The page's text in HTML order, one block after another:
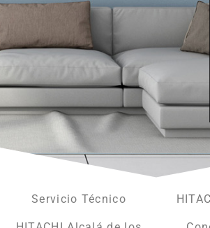
Servicio Técnico